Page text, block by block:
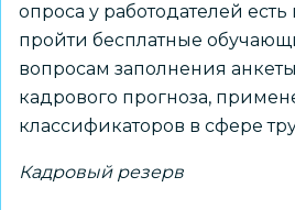
опроса у работодателей
пройти бесплатные
вопросам заполнения
кадрового прогноза,
классификаторов в сфере
Кадровый резерв